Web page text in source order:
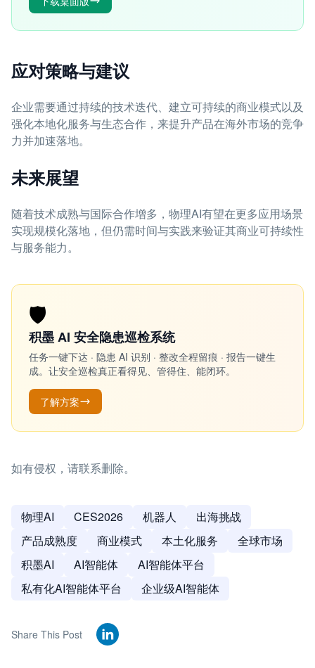
应对策略与建议
企业需要通过持续的技术迭代、建立可持续的商业模式以及
强化本地化服务与生态合作，来提升产品在海外市场的竞争
力并加速落地。
未来展望
随着技术成熟与国际合作增多，物理AI有望在更多应用场景
实现规模化落地，但仍需时间与实践来验证其商业可持续性
与服务能力。
🛡️
积墨 AI 安全隐患巡检系统
任务一键下达 · 隐患 AI 识别 · 整改全程留痕 · 报告一键生
成。让安全巡检真正看得见、管得住、能闭环。
了解方案
如有侵权，请联系删除。
物理AI CES2026 机器人
出海挑战
产品成熟度
商业模式 本土化服务
全球市场
积墨AI
AI智能体
AI智能体平台
私有化AI智能体平台
企业级AI智能体
Share This Post